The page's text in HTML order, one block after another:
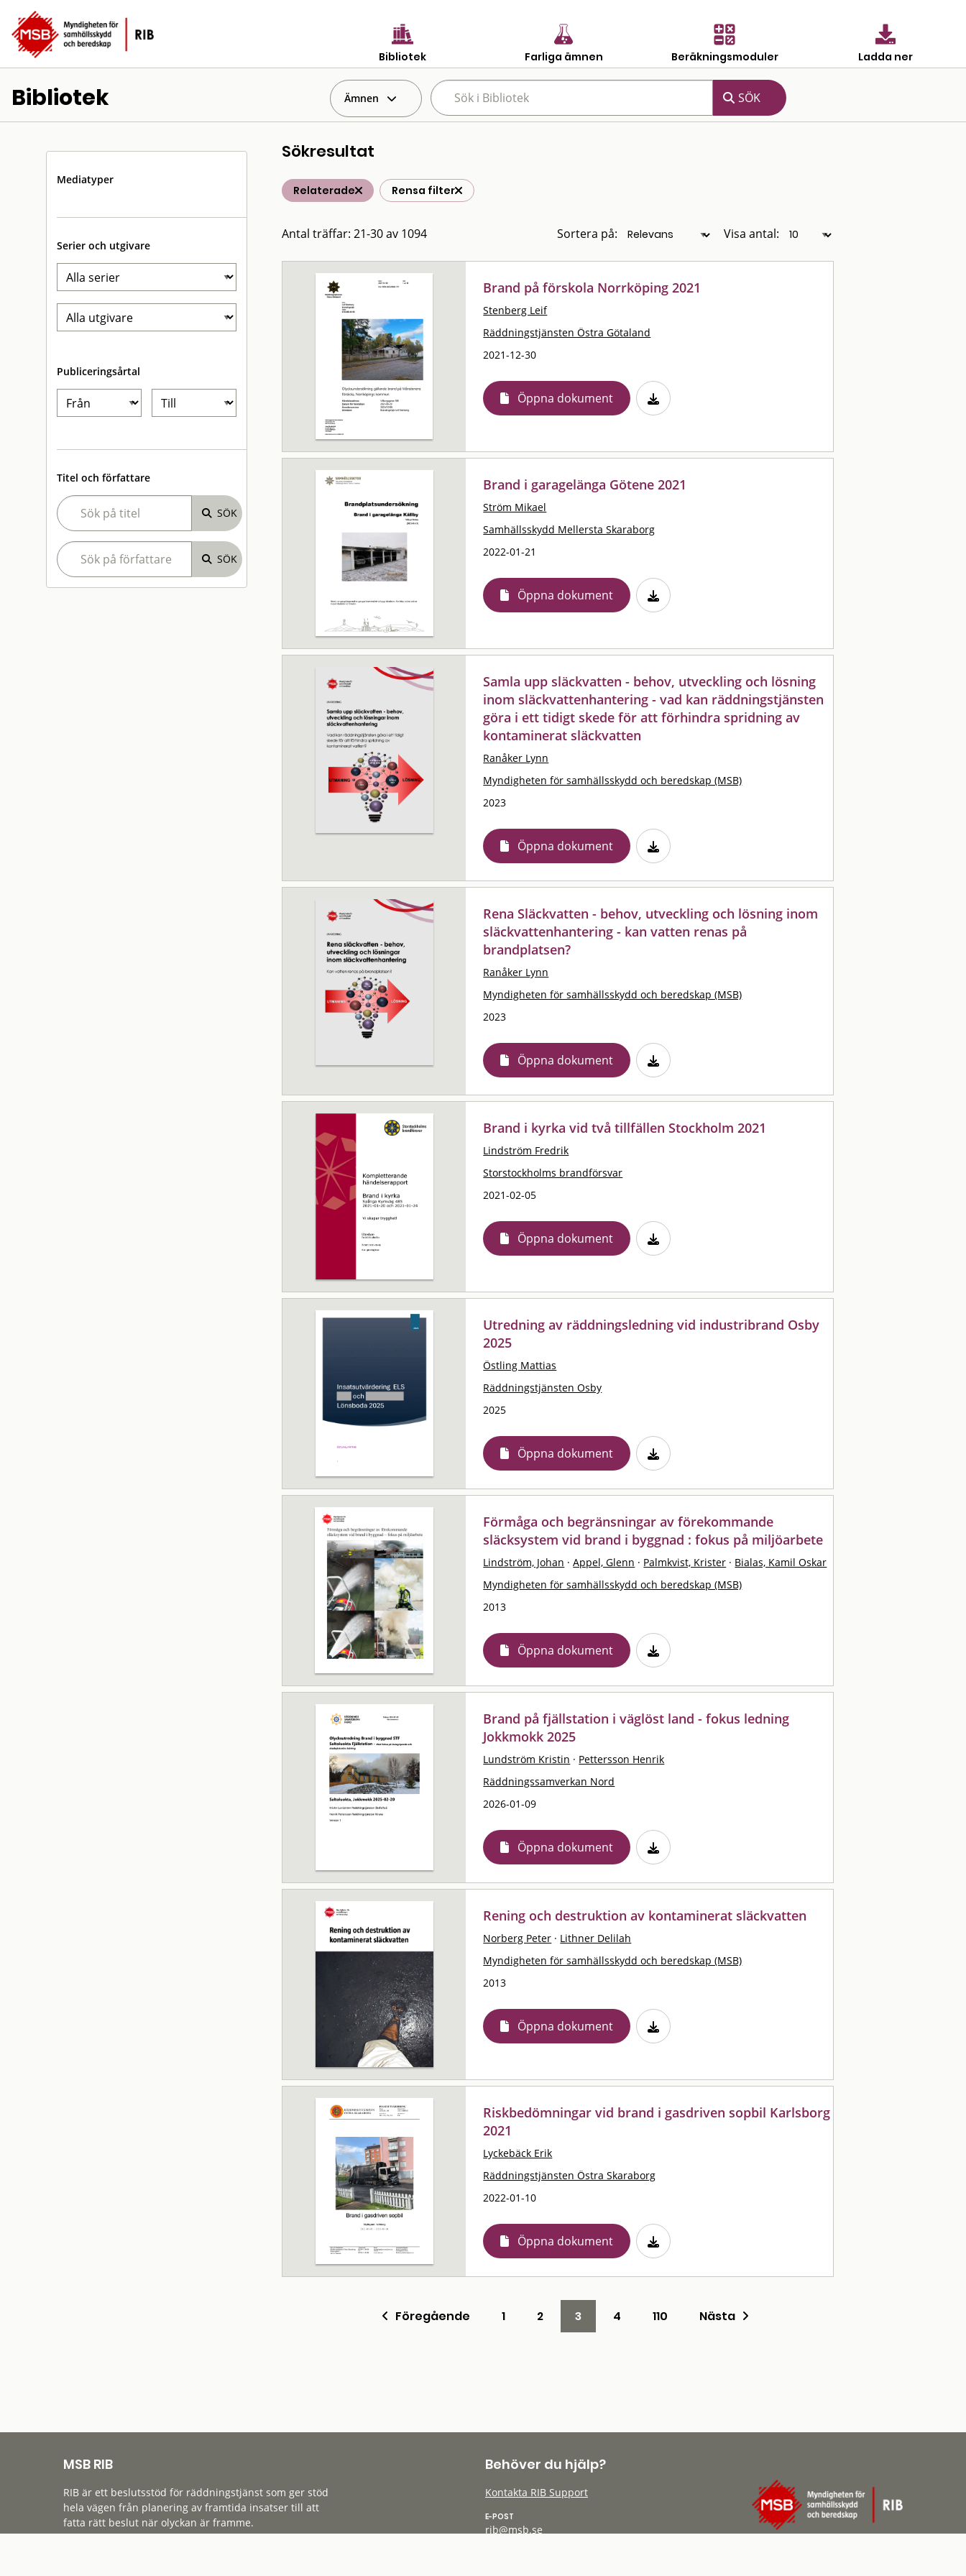
Bibliotek Farliga ämnen Beräkningsmoduler Ladda ner
Bibliotek Ämnen
Mediatyper
Serier och utgivare
Publiceringsårtal
Titel och författare
Sökresultat
Relaterade Rensa filter
Antal träffar: 21-30 av 1094 Sortera på: Visa antal:
Brand på förskola Norrköping 2021
Stenberg Leif
Räddningstjänsten Östra Götaland
2021-12-30
Öppna dokument
Brand i garagelänga Götene 2021
Ström Mikael
Samhällsskydd Mellersta Skaraborg
2022-01-21
Öppna dokument
Samla upp släckvatten - behov, utveckling och lösning
inom släckvattenhantering - vad kan räddningstjänsten
göra i ett tidigt skede för att förhindra spridning av
kontaminerat släckvatten
Ranåker Lynn
Myndigheten för samhällsskydd och beredskap (MSB)
2023
Öppna dokument
Rena Släckvatten - behov, utveckling och lösning inom
släckvattenhantering - kan vatten renas på
brandplatsen?
Ranåker Lynn
Myndigheten för samhällsskydd och beredskap (MSB)
2023
Öppna dokument
Brand i kyrka vid två tillfällen Stockholm 2021
Lindström Fredrik
Storstockholms brandförsvar
2021-02-05
Öppna dokument
Utredning av räddningsledning vid industribrand Osby
2025
Östling Mattias
Räddningstjänsten Osby
2025
Öppna dokument
Förmåga och begränsningar av förekommande
släcksystem vid brand i byggnad : fokus på miljöarbete
Lindström, Johan · Appel, Glenn · Palmkvist, Krister · Bialas, Kamil Oskar
Myndigheten för samhällsskydd och beredskap (MSB)
2013
Öppna dokument
Brand på fjällstation i väglöst land - fokus ledning
Jokkmokk 2025
Lundström Kristin · Pettersson Henrik
Räddningssamverkan Nord
2026-01-09
Öppna dokument
Rening och destruktion av kontaminerat släckvatten
Norberg Peter · Lithner Delilah
Myndigheten för samhällsskydd och beredskap (MSB)
2013
Öppna dokument
Riskbedömningar vid brand i gasdriven sopbil Karlsborg
2021
Lyckebäck Erik
Räddningstjänsten Östra Skaraborg
2022-01-10
Öppna dokument
Föregående 1 2 3 4 110 Nästa
MSB RIB
RIB är ett beslutsstöd för räddningstjänst som ger stöd
hela vägen från planering av framtida insatser till att
fatta rätt beslut när olyckan är framme.
Behöver du hjälp?
Kontakta RIB Support
E-POST
rib@msb.se